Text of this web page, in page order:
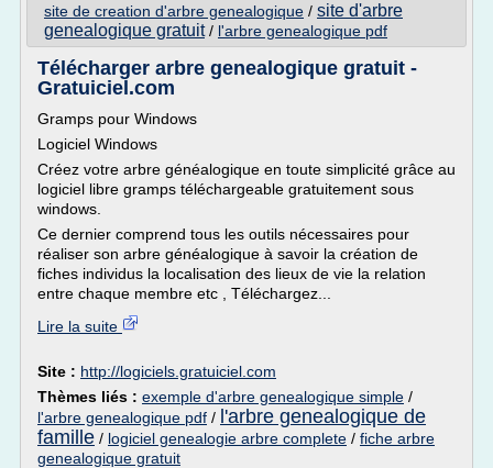
site de creation d'arbre genealogique / site d'arbre
genealogique gratuit/ l'arbre genealogique pdf
Télécharger arbre genealogique gratuit -
Gratuiciel.com
Gramps pour Windows
Logiciel Windows
Créez votre arbre généalogique en toute simplicité grâce au
logiciel libre gramps téléchargeable gratuitement sous
windows.
Ce dernier comprend tous les outils nécessaires pour
réaliser son arbre généalogique à savoir la création de
fiches individus la localisation des lieux de vie la relation
entre chaque membre etc , Téléchargez...
Lire la suite
Site : http://logiciels.gratuiciel.com
Thèmes liés : exemple d'arbre genealogique simple /
l'arbre genealogique pdf / l'arbre genealogique de
famille / logiciel genealogie arbre complete / fiche arbre
genealogique gratuit